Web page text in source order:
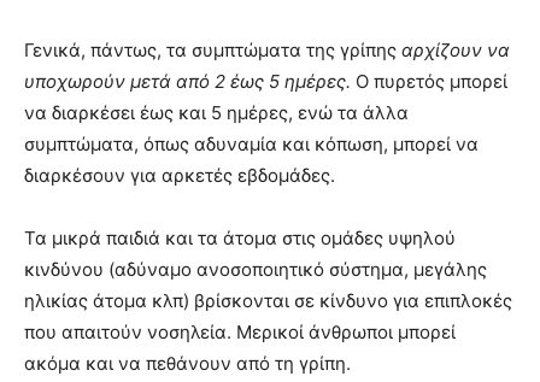
Γενικά, πάντως, τα συμπτώματα της γρίπης αρχίζουν να
υποχωρούν μετά από 2 έως 5 ημέρες. Ο πυρετός μπορεί
να διαρκέσει έως και 5 ημέρες, ενώ τα άλλα
συμπτώματα, όπως αδυναμία και κόπωση, μπορεί να
διαρκέσουν για αρκετές εβδομάδες.
Τα μικρά παιδιά και τα άτομα στις ομάδες υψηλού
κινδύνου (αδύναμο ανοσοποιητικό σύστημα, μεγάλης
ηλικίας άτομα κλπ) βρίσκονται σε κίνδυνο για επιπλοκές
που απαιτούν νοσηλεία. Μερικοί άνθρωποι μπορεί
ακόμα και να πεθάνουν από τη γρίπη.